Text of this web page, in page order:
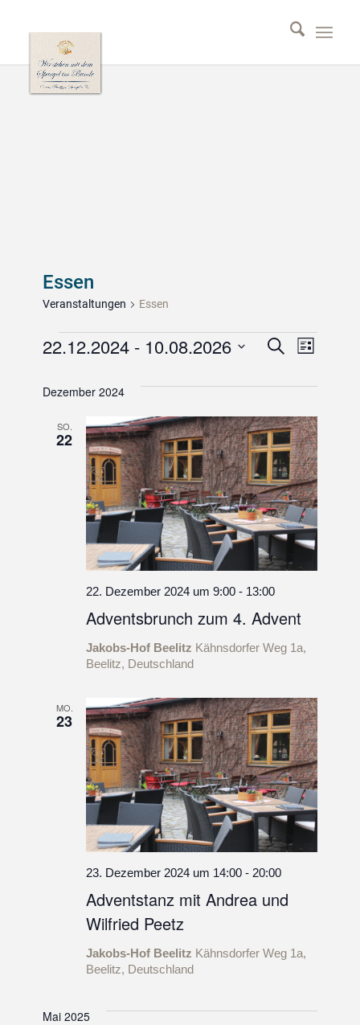
Essen
Veranstaltungen Essen
Veranstaltungen
und
Suche
Liste
22.12.2024 - 10.08.2026
wählen.
Dezember 2024
SO.
22
Adventsbrunch zum 4. Advent
22. Dezember 2024 um 9:00 - 13:00
Jakobs-Hof Beelitz Kähnsdorfer Weg 1a,
Beelitz, Deutschland
MO.
23
Adventstanz mit Andrea und
Wilfried Peetz
23. Dezember 2024 um 14:00 - 20:00
Jakobs-Hof Beelitz Kähnsdorfer Weg 1a,
Beelitz, Deutschland
Mai 2025